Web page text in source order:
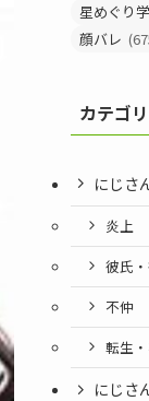
星めぐり
顔バレ
カテゴ
にじさ
炎上
彼氏
不仲
転生
にじさ